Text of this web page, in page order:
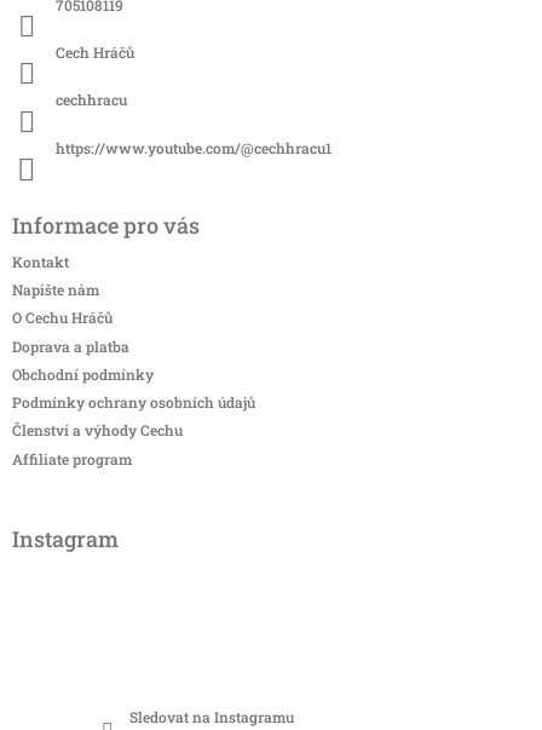
705108119
Cech Hráčů
cechhracu
https://www.youtube.com/@cechhracu1
Informace pro vás
Kontakt
Napište nám
O Cechu Hráčů
Doprava a platba
Obchodní podmínky
Podmínky ochrany osobních údajů
Členství a výhody Cechu
Affiliate program
Instagram
Sledovat na Instagramu